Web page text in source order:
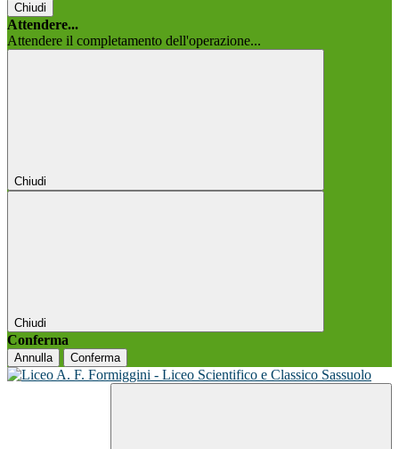
Chiudi
Attendere...
Attendere il completamento dell'operazione...
Chiudi
Chiudi
Conferma
Annulla Conferma